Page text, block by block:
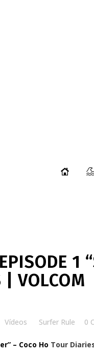
EPISODE 1
| VOLCOM
Vídeos Surfer Rule 0
– Coco Ho Tour